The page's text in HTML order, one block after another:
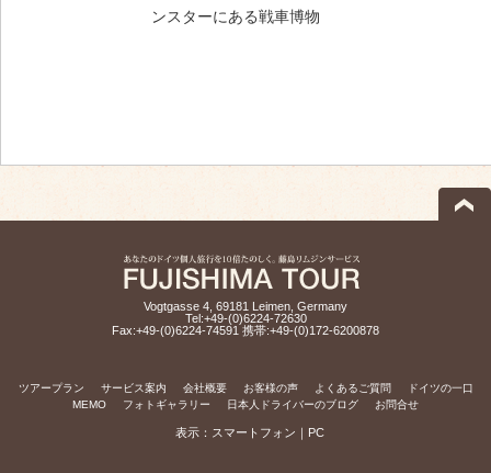
ンスターにある戦車博物
Vogtgasse 4, 69181 Leimen, Germany
Tel:+49-(0)6224-72630
Fax:+49-(0)6224-74591 携帯:+49-(0)172-6200878
ツアープラン サービス案内 会社概要 お客様の声 よくあるご質問
ドイツの一口
MEMO
フォトギャラリー 日本人ドライバーのブログ お問合せ
表示： スマートフォン ｜ PC